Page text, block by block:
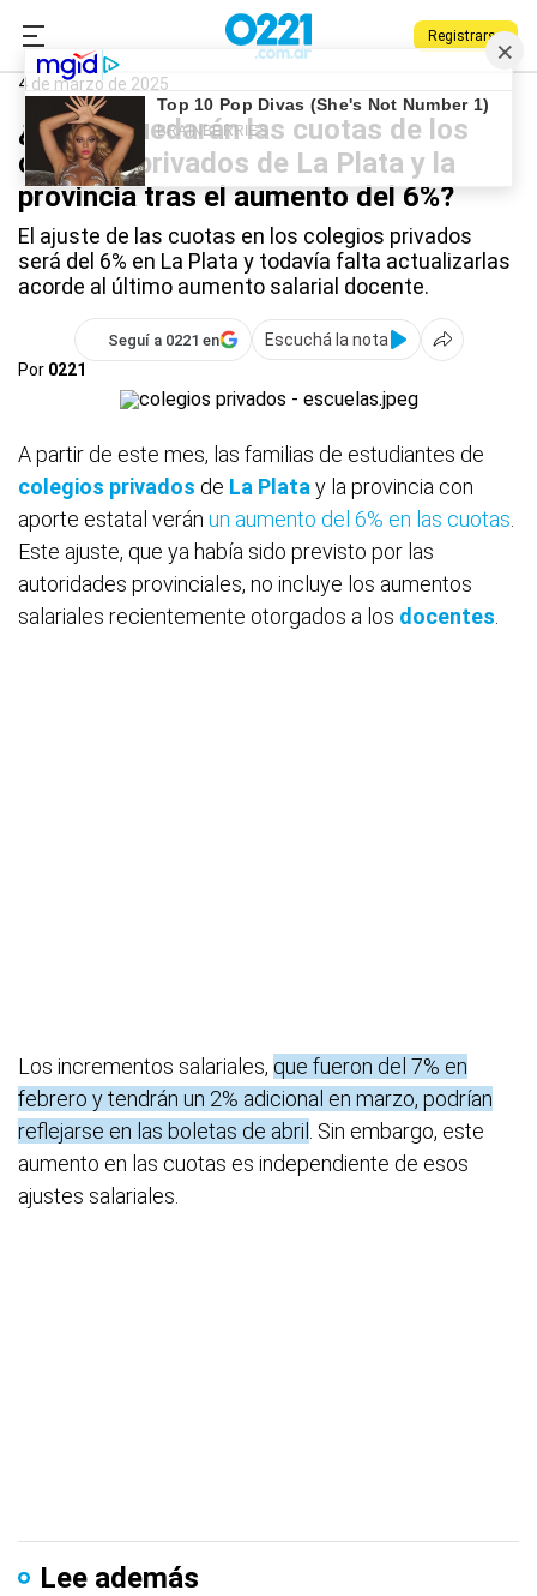
Registrarse
0221.com.ar La Plata
4 de marzo de 2025
¿Cómo quedarán las cuotas de los
colegios privados de La Plata y la
provincia tras el aumento del 6%?
El ajuste de las cuotas en los colegios privados
será del 6% en La Plata y todavía falta actualizarlas
acorde al último aumento salarial docente.
Seguí a 0221 en
Escuchá la nota
Por 0221
A partir de este mes, las familias de estudiantes de
colegios privados de La Plata y la provincia con
aporte estatal verán un aumento del 6% en las cuotas
Este ajuste, que ya había sido previsto por las
autoridades provinciales, no incluye los aumentos
salariales recientemente otorgados a los docentes
Los incrementos salariales, que fueron del 7% en
febrero y tendrán un 2% adicional en marzo, podrían
reflejarse en las boletas de abril
. Sin embargo, este
aumento en las cuotas es independiente de esos
ajustes salariales.
Lee además